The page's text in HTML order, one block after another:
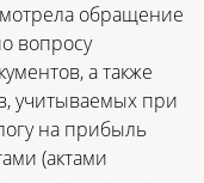
обращение
вопросу
а также
учитываемых при
на прибыль
(актами